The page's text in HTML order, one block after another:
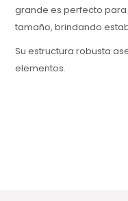
grande es perfecto
tamaño, brindando
Su estructura robusta
elementos.